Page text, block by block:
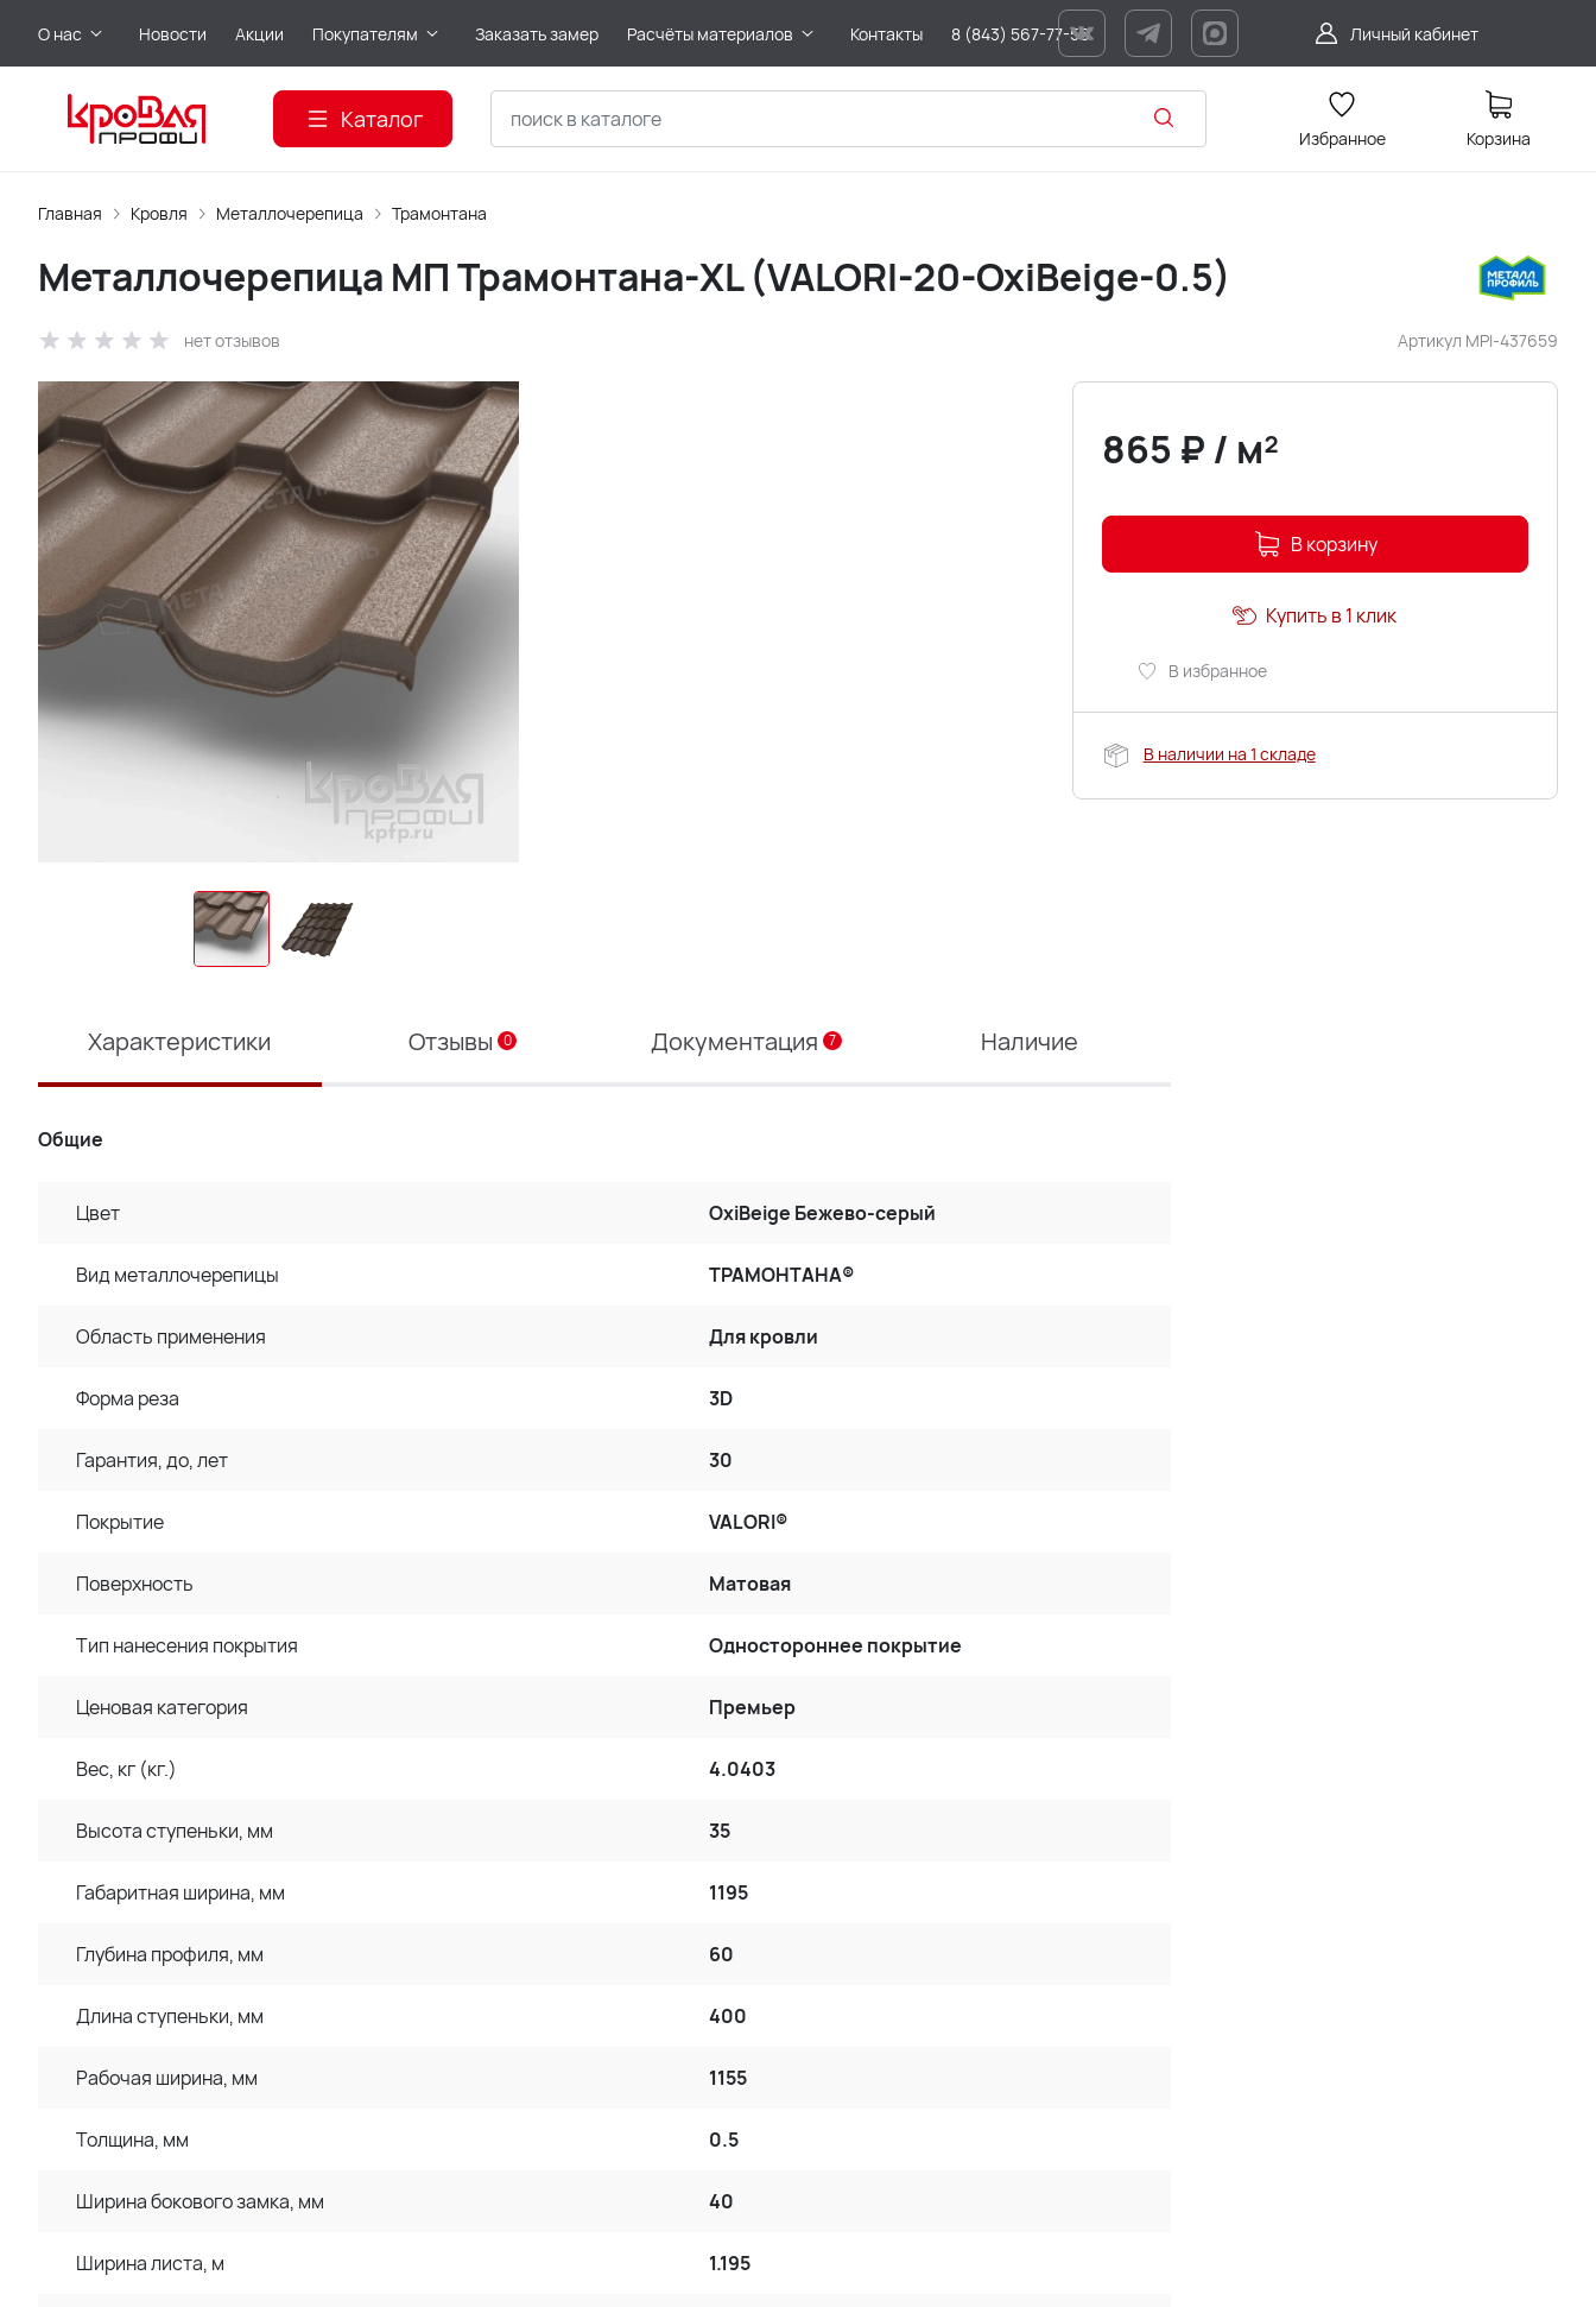
О нас Новости Акции Покупателям Заказать замер Расчёты материалов Контакты 8 (843) 567-77-56 Личный кабинет
Каталог
Избранное Корзина
Главная Кровля Металлочерепица Трамонтана
Артикул MPI-437659
Металлочерепица МП Трамонтана-XL (VALORI-20-OxiBеige-0.5)
нет отзывов
865 ₽ / м²
В корзину
В избранное
Купить в 1 клик
В наличии на 1 складе
Характеристики Отзывы 0 Документация 7 Наличие
Общие
Цвет OxiBеige Бежево-серый
Вид металлочерепицы ТРАМОНТАНА®
Область применения Для кровли
Форма реза 3D
Гарантия, до, лет 30
Покрытие VALORI®
Поверхность Матовая
Тип нанесения покрытия Одностороннее покрытие
Ценовая категория Премьер
Вес, кг (кг.) 4.0403
Высота ступеньки, мм 35
Габаритная ширина, мм 1195
Глубина профиля, мм 60
Длина ступеньки, мм 400
Рабочая ширина, мм 1155
Толщина, мм 0.5
Ширина бокового замка, мм 40
Ширина листа, м 1.195